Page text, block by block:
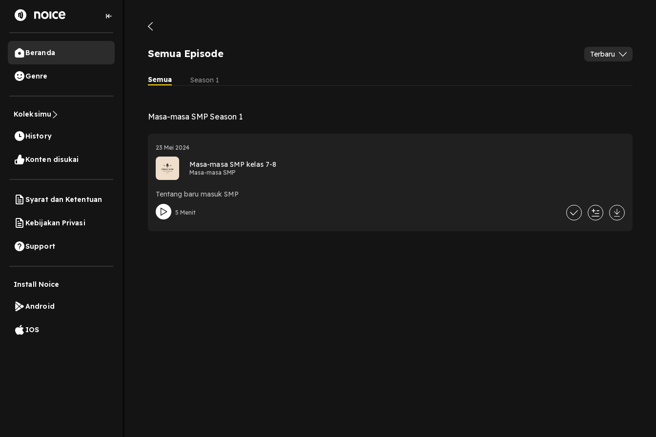
Beranda
Genre
Koleksimu
History
Konten disukai
Syarat dan Ketentuan
Kebijakan Privasi
Support
Install Noice
Android
IOS
Semua Episode Terbaru
Semua Season 1
Masa-masa SMP Season 1
23 Mei 2024
Masa-masa SMP kelas 7-8
Masa-masa SMP
Tentang baru masuk SMP
5 Menit